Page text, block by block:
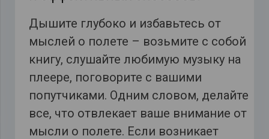
Дышите глубоко и избавьтесь от
мыслей о полете – возьмите с собой
книгу, слушайте любимую музыку на
плеере, поговорите с вашими
попутчиками. Одним словом, делайте
все, что отвлекает ваше внимание от
мысли о полете. Если возникает